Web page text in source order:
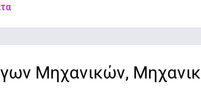
Μηχανικών,